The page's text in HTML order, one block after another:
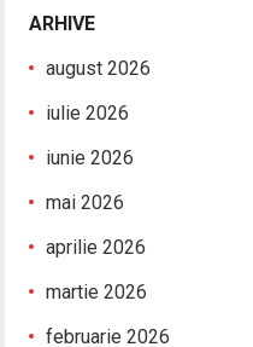
ARHIVE
august 2026
iulie 2026
iunie 2026
mai 2026
aprilie 2026
martie 2026
februarie 2026